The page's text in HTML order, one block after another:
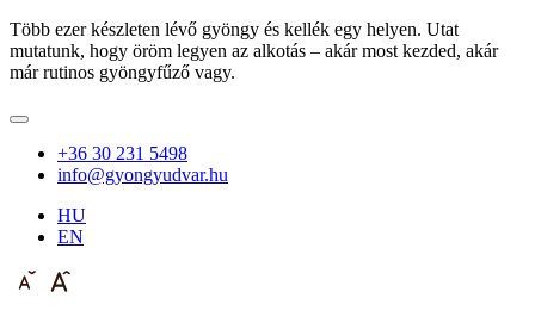
Több ezer készleten lévő gyöngy és kellék egy helyen. Utat
mutatunk, hogy öröm legyen az alkotás – akár most kezded, akár
már rutinos gyöngyfűző vagy.
+36 30 231 5498
info@gyongyudvar.hu
HU
EN